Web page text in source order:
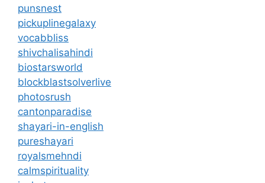
punsnest
pickuplinegalaxy
vocabbliss
shivchalisahindi
biostarsworld
blockblastsolverlive
photosrush
cantonparadise
shayari-in-english
pureshayari
royalsmehndi
calmspirituality